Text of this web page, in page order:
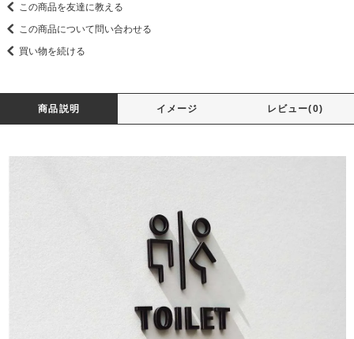
この商品を友達に教える
この商品について問い合わせる
買い物を続ける
商品説明 イメージ レビュー(0)